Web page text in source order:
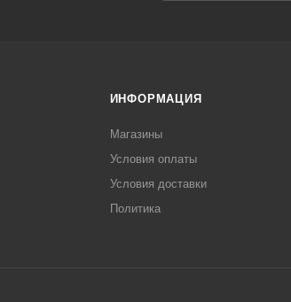
ИНФОРМАЦИЯ
Магазины
Условия оплаты
Условия доставки
Политика